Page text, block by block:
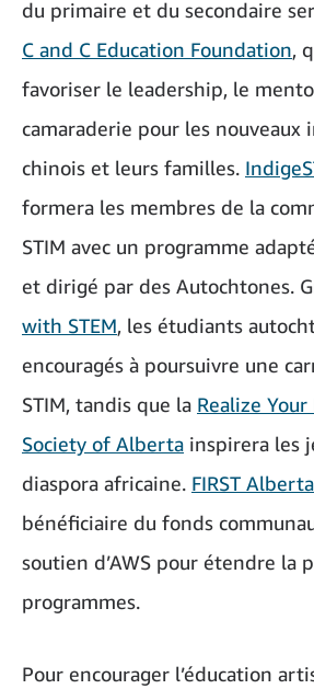
du primaire et du secondaire
C and C Education Foundation,
favoriser le leadership, le
camaraderie pour les nouveaux
chinois et leurs familles.
formera les membres de la
STIM avec un programme
et dirigé par des Autochtones.
with STEM, les étudiants
encouragés à poursuivre une
STIM, tandis que la Realize
Society of Alberta inspirera les
diaspora africaine. FIRST Alberta
bénéficiaire du fonds
soutien d’AWS pour étendre la
programmes.
Pour encourager l’éducation